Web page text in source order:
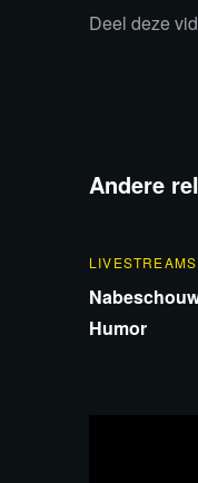
Deel deze
Andere
LIVESTREAMS
Humor